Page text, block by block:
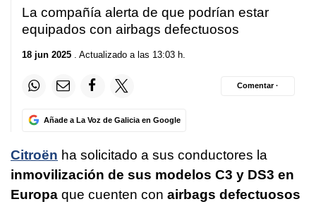
La compañía alerta de que podrían estar
equipados con airbags defectuosos
18 jun 2025 . Actualizado a las 13:03 h.
Añade a La Voz de Galicia en Google
Comentar ·
Citroën ha solicitado a sus conductores la
inmovilización de sus modelos C3 y DS3 en
Europa que cuenten con airbags defectuosos